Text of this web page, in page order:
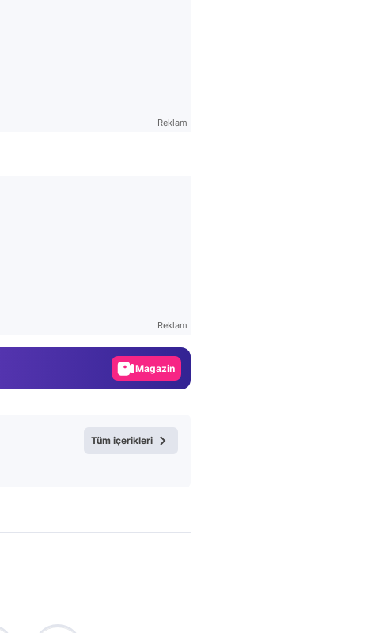
Reklam
Reklam
Video
Tüm içerikleri